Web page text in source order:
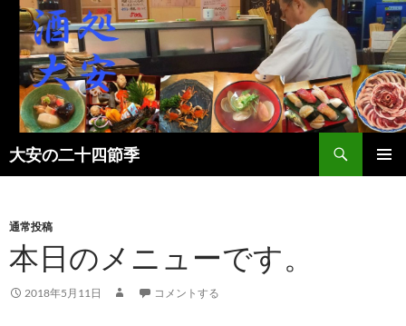
大安の二十四節季
検
索
ン
へ
キ
通常投稿
本日のメニューです。
2018年5月11日 コメントする